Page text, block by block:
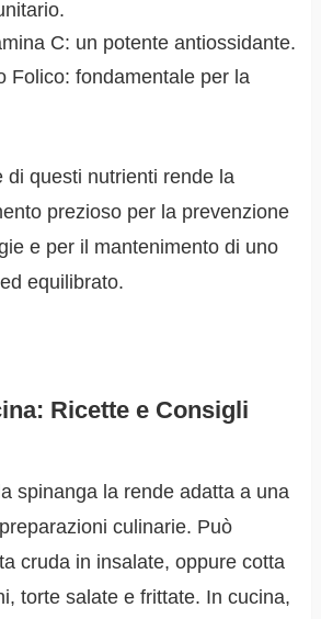
C: un potente antiossidante.
Folico: fondamentale per la
di questi nutrienti rende la
prezioso per la prevenzione
e per il mantenimento di uno
equilibrato.
Ricette e Consigli
spinanga la rende adatta a una
culinarie. Può
cruda in insalate, oppure cotta
torte salate e frittate. In cucina,